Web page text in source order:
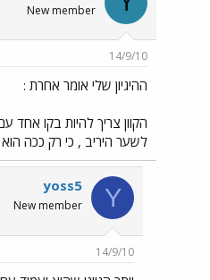
New member
14/9/10
ההיגיון שלי אומר אחרת :
הקוון צריך להיות בקו
לשער היריב , כי רק ככה
Y
yoss5
New member
14/9/10